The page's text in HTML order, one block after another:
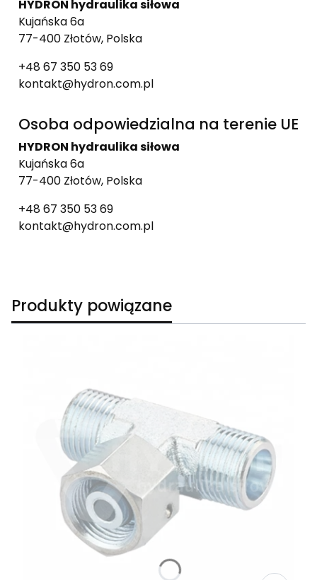
HYDRON hydraulika siłowa
Kujańska 6a
77-400 Złotów, Polska
+48 67 350 53 69
kontakt@hydron.com.pl
Osoba odpowiedzialna na terenie UE
HYDRON hydraulika siłowa
Kujańska 6a
77-400 Złotów, Polska
+48 67 350 53 69
kontakt@hydron.com.pl
Produkty powiązane